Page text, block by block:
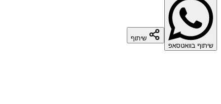
שיתוף בוואטסאפ
שיתוף